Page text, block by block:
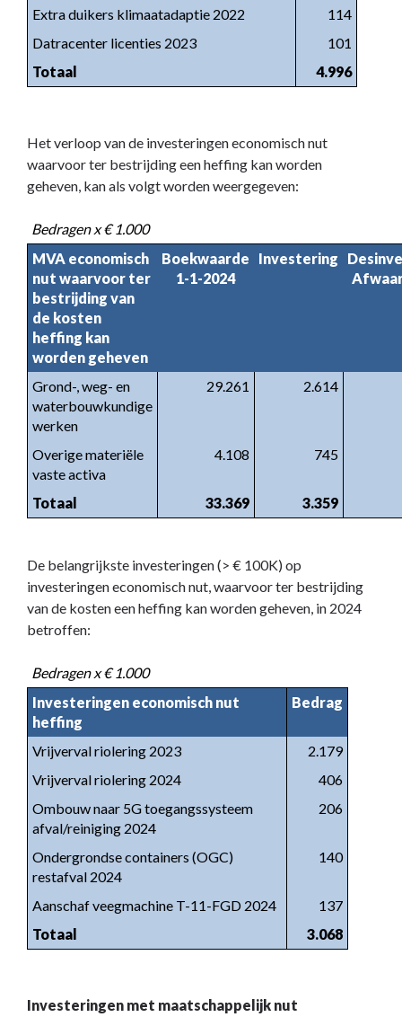
Extra duikers klimaatadaptie 2022
114
Datracenter licenties 2023
101
Totaal
4.996
Het verloop van de investeringen economisch nut
waarvoor ter bestrijding een heffing kan worden
geheven, kan als volgt worden weergegeven:
Bedragen x € 1.000
MVA economisch
nut waarvoor ter
bestrijding van
de kosten
heffing kan
worden geheven
Boekwaarde
1-1-2024
Investering
Grond-, weg- en
waterbouwkundige
werken
29.261 2.614
Overige materiële
vaste activa
4.108 745
Totaal 33.369 3.359
De belangrijkste investeringen (> € 100K) op
investeringen economisch nut, waarvoor ter bestrijding
van de kosten een heffing kan worden geheven, in 2024
betroffen:
Bedragen x € 1.000
Investeringen economisch nut
heffing
Bedrag
Vrijverval riolering 2023
2.179
Vrijverval riolering 2024
406
Ombouw naar 5G toegangssysteem
afval/reiniging 2024
206
Ondergrondse containers (OGC)
restafval 2024
140
Aanschaf veegmachine T-11-FGD 2024
137
Totaal
3.068
Investeringen met maatschappelijk nut